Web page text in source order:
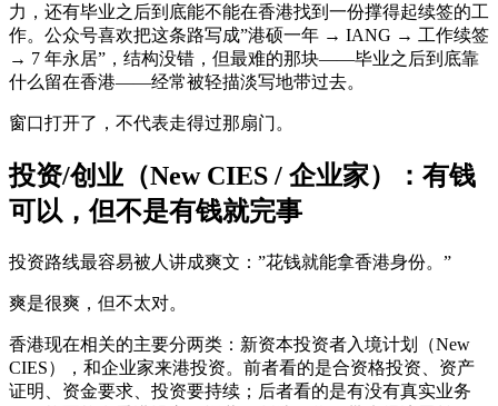
力，还有毕业之后到底能不能在香港找到一份撑得起续签的工
作。公众号喜欢把这条路写成”港硕一年 → IANG → 工作续签
→ 7 年永居”，结构没错，但最难的那块——毕业之后到底靠
什么留在香港——经常被轻描淡写地带过去。
窗口打开了，不代表走得过那扇门。
投资/创业（New CIES / 企业家）：有钱
可以，但不是有钱就完事
投资路线最容易被人讲成爽文：”花钱就能拿香港身份。”
爽是很爽，但不太对。
香港现在相关的主要分两类：新资本投资者入境计划（New
CIES），和企业家来港投资。前者看的是合资格投资、资产
证明、资金要求、投资要持续；后者看的是有没有真实业务